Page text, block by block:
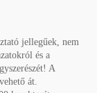
jellegűek, nem
és a
A
át.